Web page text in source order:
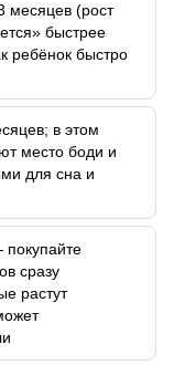
(рост
быстрее
ребёнок быстро
в этом
место боди и
для сна и
сразу
растут